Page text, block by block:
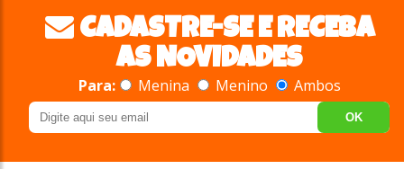
CADASTRE-SE E RECEBA
AS NOVIDADES
Para: Menina Menino Ambos
OK